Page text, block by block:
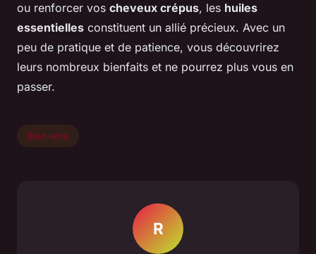
ou renforcer vos cheveux crépus, les huiles
essentielles constituent un allié précieux. Avec un
peu de pratique et de patience, vous découvrirez
leurs nombreux bienfaits et ne pourrez plus vous en
passer.
Bien-etre
R